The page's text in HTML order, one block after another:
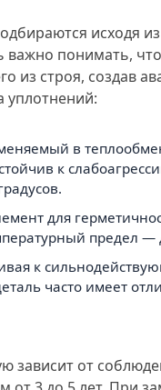
исходя
понимать,
из строя, создав
уплотнений:
в
к
для
предел —
к
часто имеет
зависит от